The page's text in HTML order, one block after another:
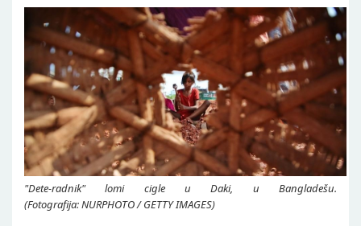
"Dete-radnik" lomi cigle u Daki, u Bangladešu.
(Fotografija: NURPHOTO / GETTY IMAGES)